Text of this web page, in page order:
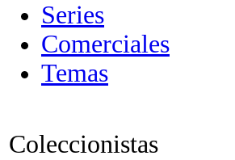
Series
Comerciales
Temas
Coleccionistas